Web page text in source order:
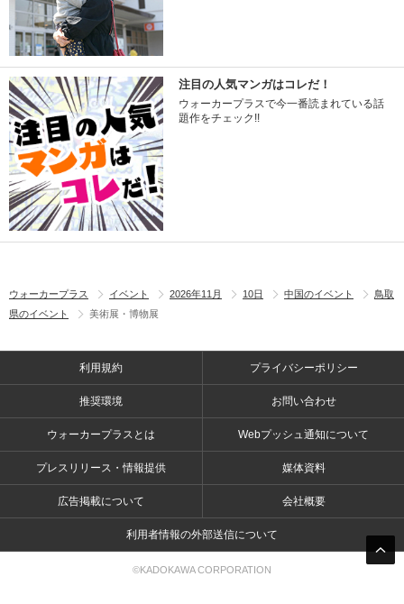
注目の人気マンガはコレだ！
ウォーカープラスで今一番読まれている話
題作をチェック!!
ウォーカープラス イベント 2026年11月 10日 中国のイベント
鳥取
県のイベント
美術展・博物展
利用規約 プライバシーポリシー
推奨環境 お問い合わせ
ウォーカープラスとは Webプッシュ通知について
プレスリリース・情報提供 媒体資料
広告掲載について 会社概要
利用者情報の外部送信について
©KADOKAWA CORPORATION